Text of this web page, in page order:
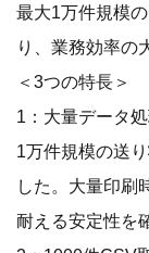
最大1万件規模
り、業務効率の
＜3つの特長＞
1：大量データ
1万件規模の送
した。大量印刷
耐える安定性を